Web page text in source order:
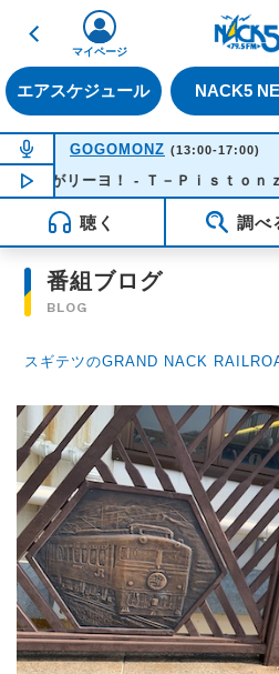
戻る
エアスケジュール NACK5
マイページ
NOW ON AIR
GOGOMONZ (13:00-17:00)
NOW PLAYING13:26
リーヨ！ - Ｔ－Ｐｉｓｔｏｎｚ＋ＫＭ
聴く 調べ
番組ブログ
BLOG
スギテツのGRAND NACK